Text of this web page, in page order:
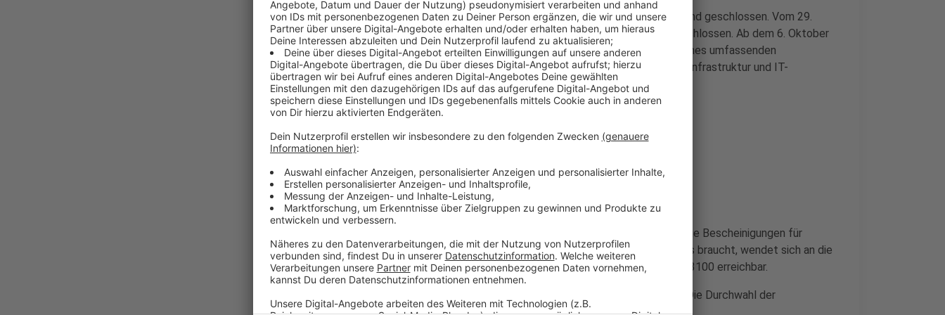
Wegen IT-Arbeiten wird das Rathaus in Tecklenburg vorübergehend geschlossen. Vom 29.
September ab 12 Uhr bis zum 2. Oktober bleibt es komplett geschlossen. Ab dem 6. Oktober
ist es wieder wie gewohnt geöffnet. „Diese Maßnahme ist Teil eines umfassenden
Modernisierungsprozesses zur Verbesserung der städtischen IT-Infrastruktur und IT-
Sicherheit“, teilt die Stadt Tecklenburg mit.
Anzeige
Lengerich und der Kreis Steinfurt springen ein
Anzeige
Die Verwaltung in Tecklenburg stellt nächste Woche nur vorläufige Bescheinigungen für
Bestattungen aus. Wer zum Beispiel einen neuen Personalausweis braucht, wendet sich an die
Stadtverwaltung in Lengerich. Sie ist unter der Hotline 05481 / 33100 erreichbar.
Fragen rund um den Führerschein übernimmt der Kreis Steinfurt. Die Durchwahl der
Führerscheinstelle lautet: 02551 / 692999.